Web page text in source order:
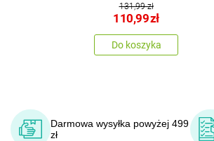
131,99 zł
110,99zł
Do koszyka
Darmowa wysyłka powyżej 499
zł